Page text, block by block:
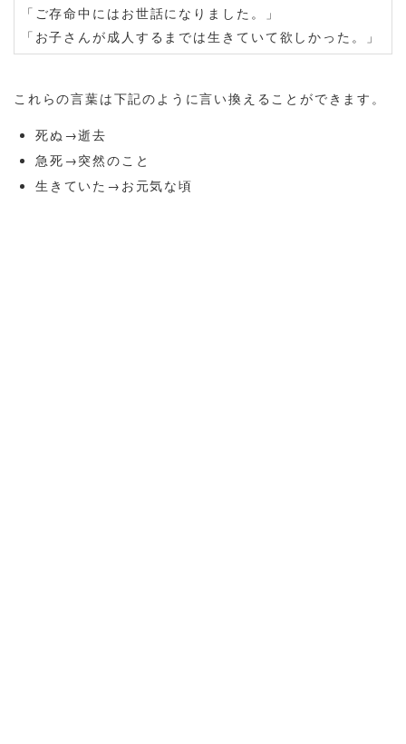
「ご存命中にはお世話になりました。」
「お子さんが成人するまでは生きていて欲しかった。」
これらの言葉は下記のように言い換えることができます。
死ぬ→逝去
急死→突然のこと
生きていた→お元気な頃